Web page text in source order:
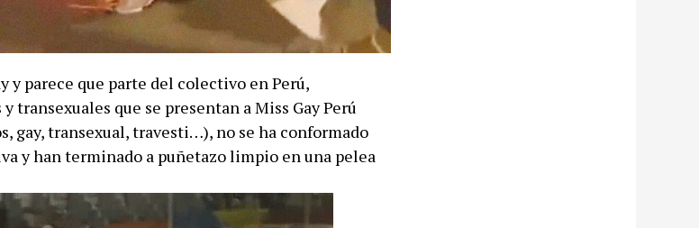
y parece que parte del colectivo en Perú,
transexuales que se presentan a Miss Gay Perú
gay, transexual, travesti…), no se ha conformado
y han terminado a puñetazo limpio en una pelea